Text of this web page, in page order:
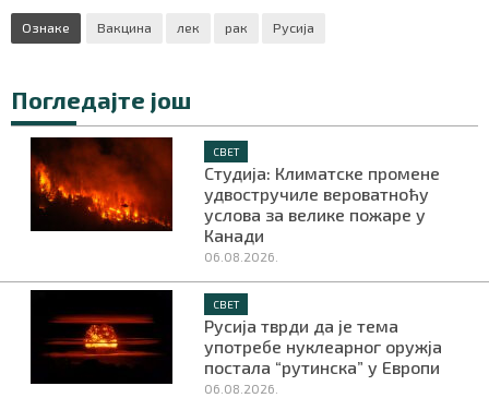
Ознаке Вакцина лек рак Русија
Погледајте још
СВЕТ
Студија: Климатске промене
удвостручиле вероватноћу
услова за велике пожаре у
Канади
06.08.2026.
СВЕТ
Русија тврди да је тема
употребе нуклеарног оружја
постала “рутинска” у Европи
06.08.2026.